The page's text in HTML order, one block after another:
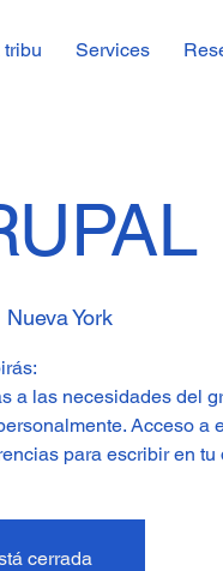
tribu Services
Nueva York
a las necesidades del
Acceso a
para escribir en tu
cerrada